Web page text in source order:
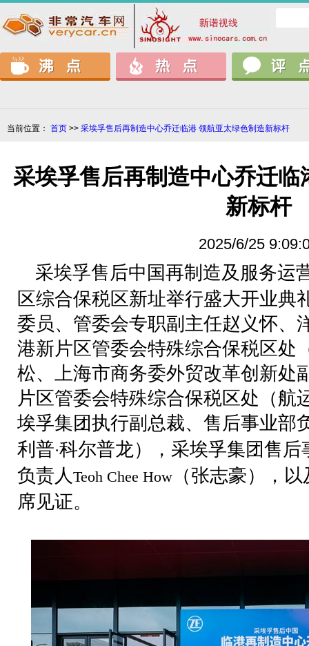
当前位置： 首页 >> 采埃孚售后再制造中心乔迁临港 领航亚太绿色制造新标杆
采埃孚售后再制造中心乔迁
新标杆
2025/6/25
采埃孚售后中国再制造及服务运
区综合保税区新址举行盛大开业典
委员、管委会专职副主任赵义怀、
港新片区管委会特殊综合保税区处
松、上海市商务委外贸改革创新处
片区管委会特殊综合保税区处（航
埃孚集团执行副总裁、售后事业部
利普·科尔普龙），采埃孚集团售
负责人Teoh Chee How （张志豪），
席见证。